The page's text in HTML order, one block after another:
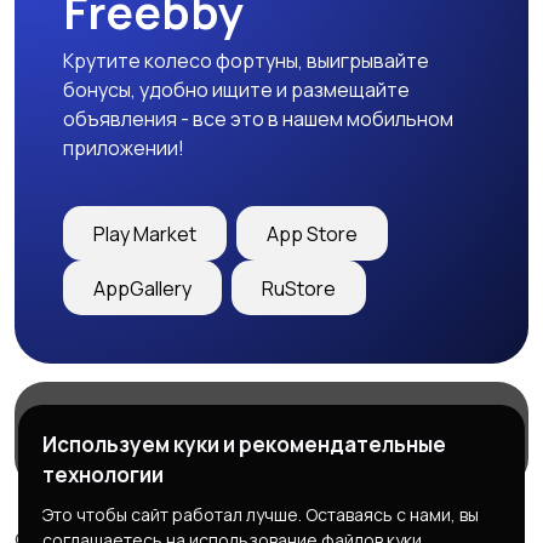
Крутите колесо фортуны, выигрывайте
бонусы, удобно ищите и размещайте
объявления - все это в нашем мобильном
приложении!
Play Market App Store
AppGallery RuStore
Служба поддержки
Используем куки и рекомендательные
технологии
Это чтобы сайт работал лучше. Оставаясь с нами, вы